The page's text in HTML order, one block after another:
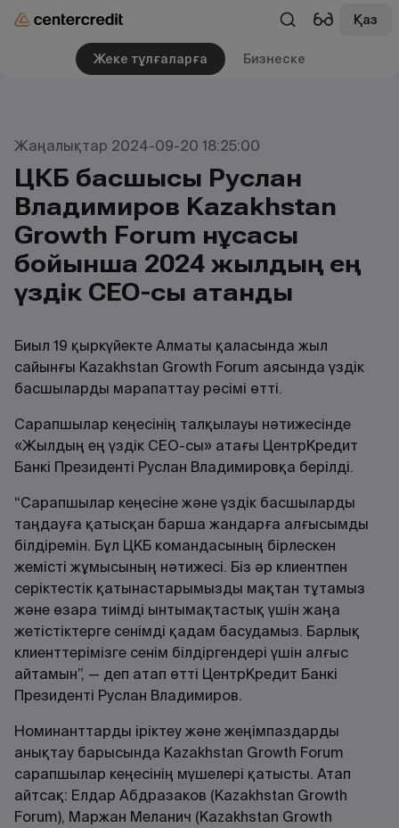
Қаз
Жеке тұлғаларға Бизнеске
Жаңалықтар 2024-09-20 18:25:00
ЦКБ басшысы Руслан
Владимиров Kazakhstan
Growth Forum нұсқасы
бойынша 2024 жылдың ең
үздік CEO-сы атанды
Биыл 19 қыркүйекте Алматы қаласында жыл
сайынғы Kazakhstan Growth Forum аясында үздік
басшыларды марапаттау рәсімі өтті.
Сарапшылар кеңесінің талқылауы нәтижесінде
«Жылдың ең үздік CEO-сы» атағы ЦентрКредит
Банкі Президенті Руслан Владимировқа берілді.
“Сарапшылар кеңесіне және үздік басшыларды
таңдауға қатысқан барша жандарға алғысымды
білдіремін. Бұл ЦКБ командасының бірлескен
жемісті жұмысының нәтижесі. Біз әр клиентпен
серіктестік қатынастарымызды мақтан тұтамыз
және өзара тиімді ынтымақтастық үшін жаңа
жетістіктерге сенімді қадам басудамыз. Барлық
клиенттерімізге сенім білдіргендері үшін алғыс
айтамын”, — деп атап өтті ЦентрКредит Банкі
Президенті Руслан Владимиров.
Номинанттарды іріктеу және жеңімпаздарды
анықтау барысында Kazakhstan Growth Forum
сарапшылар кеңесінің мүшелері қатысты. Атап
айтсақ: Елдар Абдразаков (Kazakhstan Growth
Forum), Маржан Меланич (Kazakhstan Growth